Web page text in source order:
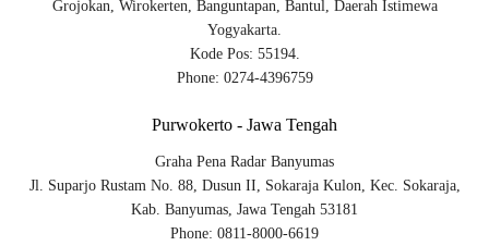
Grojokan, Wirokerten, Banguntapan, Bantul, Daerah Istimewa
Yogyakarta.
Kode Pos: 55194.
Phone: 0274-4396759
Purwokerto - Jawa Tengah
Graha Pena Radar Banyumas
Jl. Suparjo Rustam No. 88, Dusun II, Sokaraja Kulon, Kec. Sokaraja,
Kab. Banyumas, Jawa Tengah 53181
Phone: 0811-8000-6619